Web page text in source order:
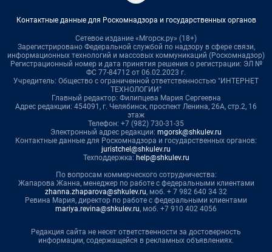
Контактные данные для Роскомнадзора и государственных органов
Сетевое издание «Мгорск.ру» (18+)
Зарегистрировано Федеральной службой по надзору в сфере связи,
информационных технологий и массовых коммуникаций (Роскомнадзор)
Регистрационный номер и дата принятия решения о регистрации: ЭЛ №
ФС 77-84712 от 06.02.2023 г.
Учредитель: Общество с ограниченной ответственностью "ИНТЕРНЕТ
ТЕХНОЛОГИИ"
Главный редактор: Филипцева Мария Сергеевна
Адрес редакции: 454091, г. Челябинск, проспект Ленина, 26А, стр.2, 16
этаж
Телефон: +7 (982) 730-31-35
Электронный адрес редакции: mgorsk@shkulev.ru
Контактные данные для Роскомнадзора и государственных органов:
juristchel@shkulev.ru
Техподдержка: help@shkulev.ru
По вопросам коммерческого сотрудничества:
Жапарова Жанна, менеджер по работе с федеральными клиентами
zhanna.zhaparova@shkulev.ru, моб. + 7 982 640 34 32
Ревина Мария, директор по работе с федеральными клиентами
mariya.revina@shkulev.ru, моб. +7 910 402 4056
Редакция сайта не несет ответственности за достоверность
информации, содержащейся в рекламных объявлениях.